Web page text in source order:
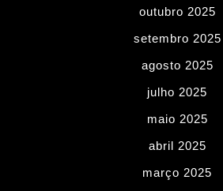
outubro 2025
setembro 2025
agosto 2025
julho 2025
maio 2025
abril 2025
março 2025